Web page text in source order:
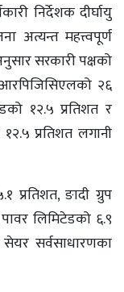
निर्देशक दीर्घायु
अत्यन्त महत्त्वपूर्ण
सरकारी पक्षको
२६
१२.५ प्रतिशत र
प्रतिशत लगानी
प्रतिशत, ङादी ग्रुप
लिमिटेडको ६.९
सर्वसाधारणका